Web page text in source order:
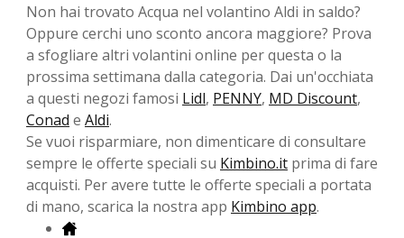
Non hai trovato Acqua nel volantino Aldi in saldo?
Oppure cerchi uno sconto ancora maggiore? Prova
a sfogliare altri volantini online per questa o la
prossima settimana dalla categoria. Dai un'occhiata
a questi negozi famosi Lidl, PENNY, MD Discount,
Conad e Aldi.
Se vuoi risparmiare, non dimenticare di consultare
sempre le offerte speciali su Kimbino.it prima di fare
acquisti. Per avere tutte le offerte speciali a portata
di mano, scarica la nostra app Kimbino app.